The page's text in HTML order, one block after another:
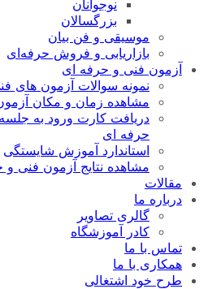
نوجوانان
بزرگسالان
موسیقی و فن بیان
بازاریابی و فروش حرفه‌ای
آزمون فنی و حرفه ای
نمونه سوالات آزمون های
مشاهده زمان و مکان
دریافت کارت ورود به
حرفه ای
استاندارد آموزش شایستگی
مشاهده نتایج آزمون فنی
مقالات
درباره ما
گالری تصاویر
کادر آموزشگاه
تماس با ما
همکاری با ما
طرح خود اشتغالی